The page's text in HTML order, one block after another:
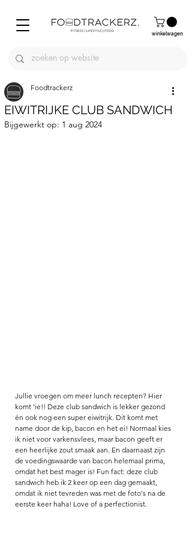
winkelwagen
EIWITRIJKE CLUB SANDWICH
Foodtrackerz
Bijgewerkt op: 1 aug 2024
Jullie vroegen om meer lunch recepten? Hier
komt 'ie!! Deze club sandwich is lekker gezond
én ook nog een super eiwitrijk. Dit komt met
name door de kip, bacon en het ei! Normaal kies
ik niet voor varkensvlees, maar bacon geeft er
een heerlijke zout smaak aan. En daarnaast zijn
de voedingswaarde van bacon helemaal prima,
omdat het best mager is! Fun fact: deze club
sandwich heb ik 2 keer op een dag gemaakt,
omdat ik niet tevreden was met de foto's na de
eerste keer haha! Love of a perfectionist.